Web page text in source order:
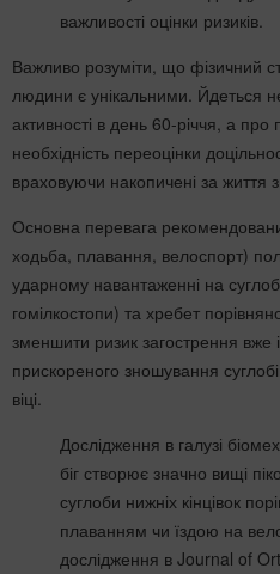
важливості оцінки ризиків.
Важливо розуміти, що фізичний
людини є унікальними. Йдеться
активності в день 60-річчя, а
необхідність переоцінки
враховуючи накопичені за життя
Основна перевага
ходьба, плавання, велоспорт)
ударному навантаженні на
гомілкостопи) та хребет
зменшити ризик загострення
прискореного зношування
віці.
Дослідження в галузі
біг створює значно вищі
суглоби нижніх кінцівок
плаванням чи їздою на
дослідження в Journal of